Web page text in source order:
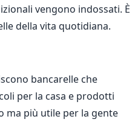
vengono indossati. È
della vita quotidiana.
bancarelle che
per la casa e prodotti
ma più utile per la gente